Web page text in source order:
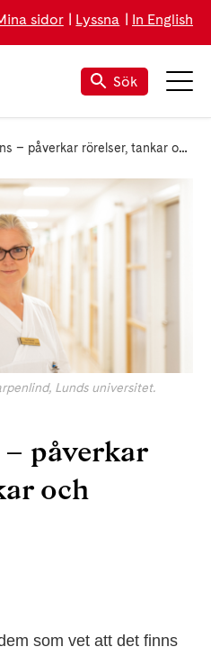
sidor Lyssna In English
Sök
Huntingtons – påverkar rörelser, tankar och känslor
Lunds universitet.
påverkar
och
som vet att det finns